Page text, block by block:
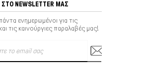
NEWSLETTER ΜΑΣ
ενημερωμένοι για τις
τις καινούργιες παραλαβές μας!